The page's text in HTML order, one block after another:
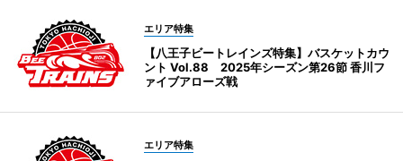
エリア特集
【八王子ビートレインズ特集】バスケットカウ
ント Vol.88 2025年シーズン第26節 香川フ
ァイブアローズ戦
エリア特集